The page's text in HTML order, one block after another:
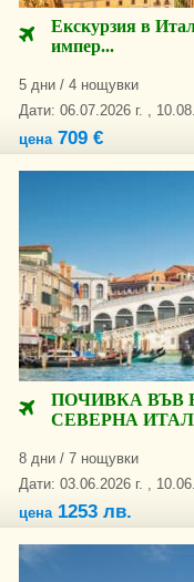
Екскурзия в
импер...
5 дни / 4 нощувки
Дати: 06.07.2026 г. ,
цена709 €
ПОЧИВКА ВЪВ
СЕВЕРНА
8 дни / 7 нощувки
Дати: 03.06.2026 г. ,
цена1253 лв.